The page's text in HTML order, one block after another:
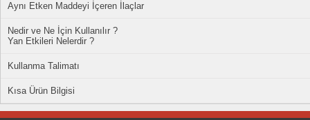
Aynı Etken Maddeyi İçeren İlaçlar
Nedir ve Ne İçin Kullanılır ?
Yan Etkileri Nelerdir ?
Kullanma Talimatı
Kısa Ürün Bilgisi